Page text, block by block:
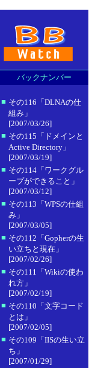
バックナンバー
■ その116「DLNAの仕
組み」
[2007/03/26]
■ その115「ドメインと
Active Directory」
[2007/03/19]
■ その114「ワークグル
ープができること」
[2007/03/12]
■ その113「WPSの仕組
み」
[2007/03/05]
■ その112「Gopherの生
い立ちと現在」
[2007/02/26]
■ その111「Wikiの使わ
れ方」
[2007/02/19]
■ その110「文字コード
とは」
[2007/02/05]
■ その109「IISの生い立
ち」
[2007/01/29]